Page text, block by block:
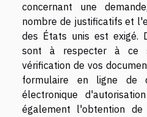
concernant une
nombre de justificatifs et
des États unis est exigé.
sont à respecter à
vérification de vos
formulaire en ligne de
électronique
également l'obtention